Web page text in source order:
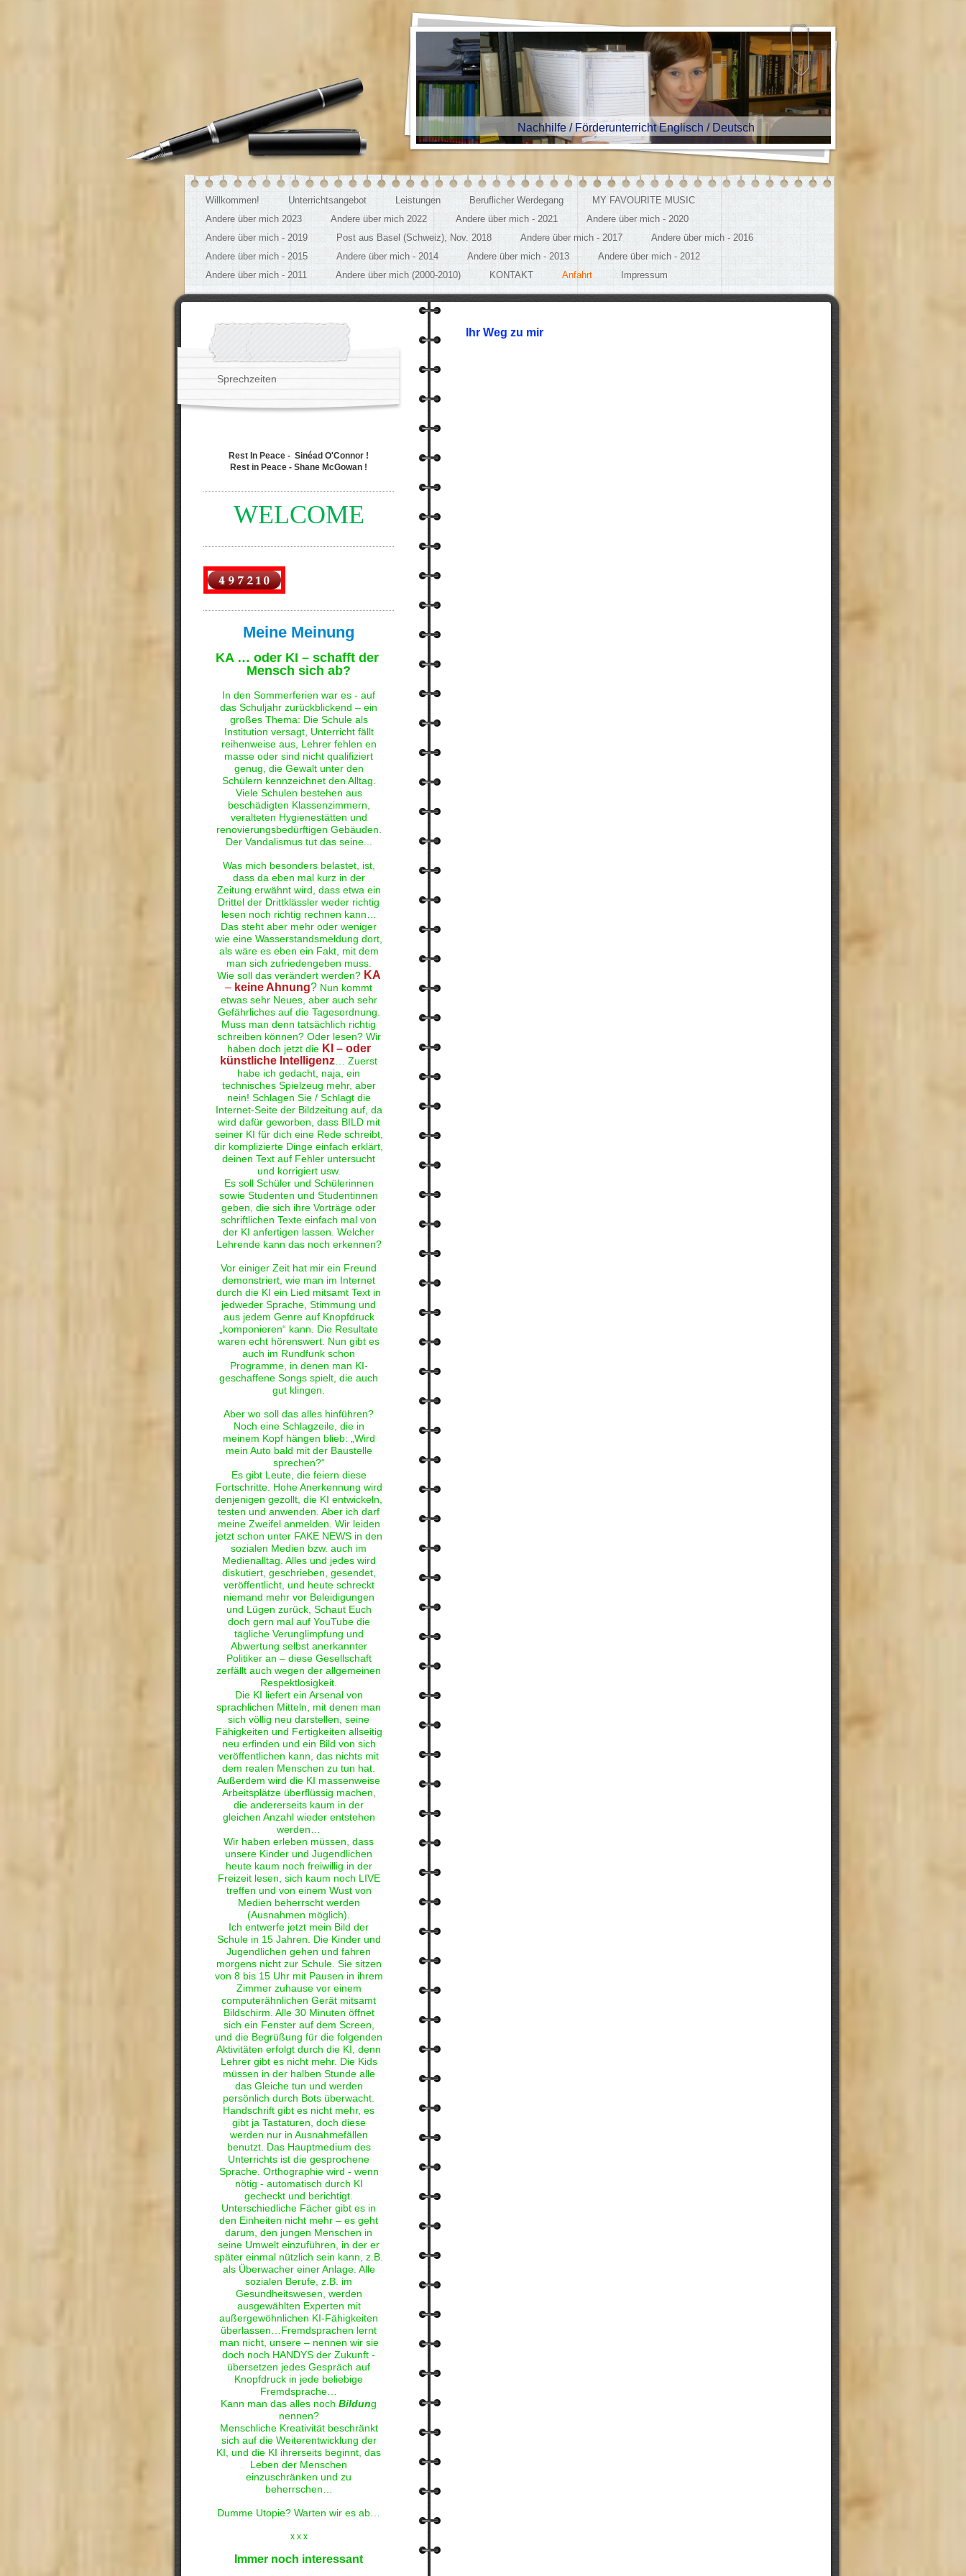
Nachhilfe / Förderunterricht Englisch / Deutsch
Willkommen! Unterrichtsangebot Leistungen Beruflicher Werdegang
MY FAVOURITE MUSIC
Andere über mich 2023
Andere über mich 2022 Andere über mich - 2021
Andere über mich - 2020
Andere über mich - 2019
Post aus Basel (Schweiz), Nov. 2018 Andere über mich - 2017
Andere über mich - 2016
Andere über mich - 2015
Andere über mich - 2014 Andere über mich - 2013
Andere über mich - 2012
Andere über mich - 2011
Andere über mich (2000-2010) KONTAKT Anfahrt Impressum
Sprechzeiten
Rest In Peace - Sinéad O'Connor !
Rest in Peace - Shane McGowan !
WELCOME
Meine Meinung
KA … oder KI – schafft der
Mensch sich ab?
In den Sommerferien war es - auf
das Schuljahr zurückblickend – ein
großes Thema: Die Schule als
Institution versagt, Unterricht fällt
reihenweise aus, Lehrer fehlen en
masse oder sind nicht qualifiziert
genug, die Gewalt unter den
Schülern kennzeichnet den Alltag.
Viele Schulen bestehen aus
beschädigten Klassenzimmern,
veralteten Hygienestätten und
renovierungsbedürftigen Gebäuden.
Der Vandalismus tut das seine...
Was mich besonders belastet, ist,
dass da eben mal kurz in der
Zeitung erwähnt wird, dass etwa ein
Drittel der Drittklässler weder richtig
lesen noch richtig rechnen kann…
Das steht aber mehr oder weniger
wie eine Wasserstandsmeldung dort,
als wäre es eben ein Fakt, mit dem
man sich zufriedengeben muss.
Wie soll das verändert werden? KA
– keine Ahnung? Nun kommt
etwas sehr Neues, aber auch sehr
Gefährliches auf die Tagesordnung.
Muss man denn tatsächlich richtig
schreiben können? Oder lesen? Wir
haben doch jetzt die KI – oder
künstliche Intelligenz … Zuerst
habe ich gedacht, naja, ein
technisches Spielzeug mehr, aber
nein! Schlagen Sie / Schlagt die
Internet-Seite der Bildzeitung auf, da
wird dafür geworben, dass BILD mit
seiner KI für dich eine Rede schreibt,
dir komplizierte Dinge einfach erklärt,
deinen Text auf Fehler untersucht
und korrigiert usw.
Es soll Schüler und Schülerinnen
sowie Studenten und Studentinnen
geben, die sich ihre Vorträge oder
schriftlichen Texte einfach mal von
der KI anfertigen lassen. Welcher
Lehrende kann das noch erkennen?
Vor einiger Zeit hat mir ein Freund
demonstriert, wie man im Internet
durch die KI ein Lied mitsamt Text in
jedweder Sprache, Stimmung und
aus jedem Genre auf Knopfdruck
„komponieren“ kann. Die Resultate
waren echt hörenswert. Nun gibt es
auch im Rundfunk schon
Programme, in denen man KI-
geschaffene Songs spielt, die auch
gut klingen.
Aber wo soll das alles hinführen?
Noch eine Schlagzeile, die in
meinem Kopf hängen blieb: „Wird
mein Auto bald mit der Baustelle
sprechen?“
Es gibt Leute, die feiern diese
Fortschritte. Hohe Anerkennung wird
denjenigen gezollt, die KI entwickeln,
testen und anwenden. Aber ich darf
meine Zweifel anmelden. Wir leiden
jetzt schon unter FAKE NEWS in den
sozialen Medien bzw. auch im
Medienalltag. Alles und jedes wird
diskutiert, geschrieben, gesendet,
veröffentlicht, und heute schreckt
niemand mehr vor Beleidigungen
und Lügen zurück, Schaut Euch
doch gern mal auf YouTube die
tägliche Verunglimpfung und
Abwertung selbst anerkannter
Politiker an – diese Gesellschaft
zerfällt auch wegen der allgemeinen
Respektlosigkeit.
Die KI liefert ein Arsenal von
sprachlichen Mitteln, mit denen man
sich völlig neu darstellen, seine
Fähigkeiten und Fertigkeiten allseitig
neu erfinden und ein Bild von sich
veröffentlichen kann, das nichts mit
dem realen Menschen zu tun hat.
Außerdem wird die KI massenweise
Arbeitsplätze überflüssig machen,
die andererseits kaum in der
gleichen Anzahl wieder entstehen
werden…
Wir haben erleben müssen, dass
unsere Kinder und Jugendlichen
heute kaum noch freiwillig in der
Freizeit lesen, sich kaum noch LIVE
treffen und von einem Wust von
Medien beherrscht werden
(Ausnahmen möglich).
Ich entwerfe jetzt mein Bild der
Schule in 15 Jahren. Die Kinder und
Jugendlichen gehen und fahren
morgens nicht zur Schule. Sie sitzen
von 8 bis 15 Uhr mit Pausen in ihrem
Zimmer zuhause vor einem
computerähnlichen Gerät mitsamt
Bildschirm. Alle 30 Minuten öffnet
sich ein Fenster auf dem Screen,
und die Begrüßung für die folgenden
Aktivitäten erfolgt durch die KI, denn
Lehrer gibt es nicht mehr. Die Kids
müssen in der halben Stunde alle
das Gleiche tun und werden
persönlich durch Bots überwacht.
Handschrift gibt es nicht mehr, es
gibt ja Tastaturen, doch diese
werden nur in Ausnahmefällen
benutzt. Das Hauptmedium des
Unterrichts ist die gesprochene
Sprache. Orthographie wird - wenn
nötig - automatisch durch KI
gecheckt und berichtigt.
Unterschiedliche Fächer gibt es in
den Einheiten nicht mehr – es geht
darum, den jungen Menschen in
seine Umwelt einzuführen, in der er
später einmal nützlich sein kann, z.B.
als Überwacher einer Anlage. Alle
sozialen Berufe, z.B. im
Gesundheitswesen, werden
ausgewählten Experten mit
außergewöhnlichen KI-Fähigkeiten
überlassen…Fremdsprachen lernt
man nicht, unsere – nennen wir sie
doch noch HANDYS der Zukunft -
übersetzen jedes Gespräch auf
Knopfdruck in jede beliebige
Fremdsprache…
Kann man das alles noch Bildung
nennen?
Menschliche Kreativität beschränkt
sich auf die Weiterentwicklung der
KI, und die KI ihrerseits beginnt, das
Leben der Menschen
einzuschränken und zu
beherrschen…
Dumme Utopie? Warten wir es ab…
x x x
Immer noch interessant
Ihr Weg zu mir